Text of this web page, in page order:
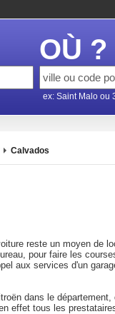
OÙ ?
ex: Saint Malo ou
Calvados
reste un moyen de
pour faire les
aux services d'un
dans le département,
effet tous les